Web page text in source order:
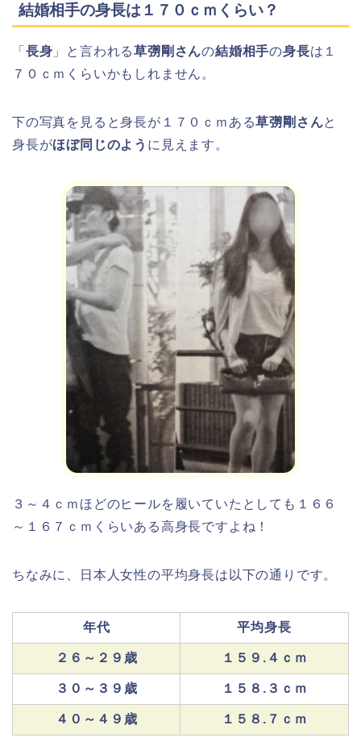
結婚相手の身長は１７０ｃｍくらい？
「 長身 」と言われる草彅剛さんの結婚相手の身長は１
７０ｃｍくらいかもしれません。
下の写真を見ると身長が１７０ｃｍある草彅剛さんと
身長がほぼ同じのよう に見えます。
３～４ｃｍほどのヒールを履いていたとしても １６６
～１６７ｃｍくらいある高身長ですよね！
ちなみに、日本人女性の平均身長は以下の通りです。
年代 平均身長
２６～２９歳 １５９.４ｃｍ
３０～３９歳 １５８.３ｃｍ
４０～４９歳 １５８.７ｃｍ